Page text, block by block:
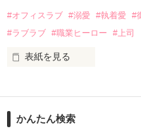
夏木美桜(なつきみお)
鳴海哲平 (なるみてっぺい)
2026.6.5～2026.7.25
#オフィスラブ #溺愛 #執着愛 #
#ラブラブ #職業ヒーロー #上司
表紙を見る
ションの企画戦略室で働い
めた、同期で恋人の石垣守
かんたん検索